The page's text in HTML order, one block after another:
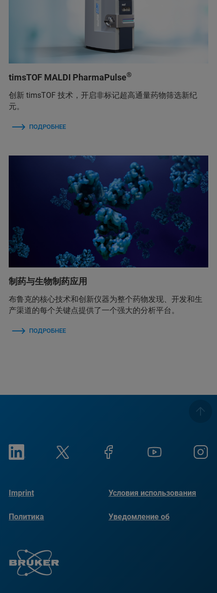
timsTOF MALDI PharmaPulse®
创新 timsTOF 技术，开启非标记超高通量药物筛选新纪
元。
ПОДРОБНЕЕ
制药与生物制药应用
布鲁克的核心技术和创新仪器为整个药物发现、开发和生
产渠道的每个关键点提供了一个强大的分析平台。
ПОДРОБНЕЕ
Imprint Условия использования
Политика
Уведомление об